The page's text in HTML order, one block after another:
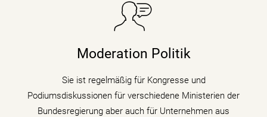
Moderation Politik
Sie ist regelmäßig für Kongresse und
Podiumsdiskussionen für verschiedene Ministerien der
Bundesregierung aber auch für Unternehmen aus
Sie taucht in Podiumsdiskussionen, Symposien und
Moderatorin die digitale Transformation indem sie den
mehr erfahren